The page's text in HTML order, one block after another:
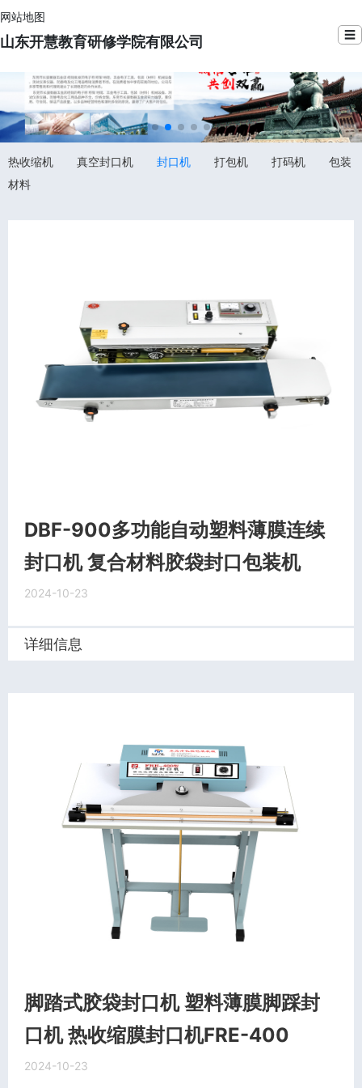
网站地图
山东开慧教育研修学院有限公司 ☰
热收缩机 真空封口机 封口机 打包机 打码机
包装
材料
DBF-900多功能自动塑料薄膜连续
封口机 复合材料胶袋封口包装机
2024-10-23
详细信息
脚踏式胶袋封口机 塑料薄膜脚踩封
口机 热收缩膜封口机FRE-400
2024-10-23